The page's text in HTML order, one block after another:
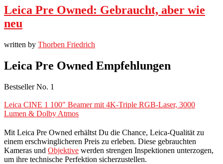
Leica Pre Owned: Gebraucht, aber wie
neu
written by Thorben Friedrich
Leica Pre Owned Empfehlungen
Bestseller No. 1
Leica CINE 1 100" Beamer mit 4K-Triple RGB-Laser, 3000
Lumen & Dolby Atmos
Mit Leica Pre Owned erhältst Du die Chance, Leica-Qualität zu
einem erschwinglicheren Preis zu erleben. Diese gebrauchten
Kameras und Objektive werden strengen Inspektionen unterzogen,
um ihre technische Perfektion sicherzustellen.